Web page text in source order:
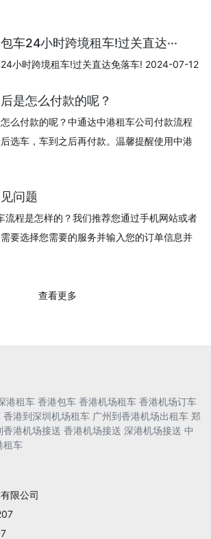
车24小时跨境租车!过关直达···
小时跨境租车!过关直达免落车! 2024-07-12
是怎么付款的呢？
么付款的呢？中通达中港租车公司付款流程
选车，车到之后再付款。温馨提醒使用中港
问题
流程是怎样的？我们推荐您通过手机网站或者
要选择您需要的服务并输入您的订单信息并
查看更多
港租车 香港包车 香港机场租车 香港机场订车
香港到深圳机场租车 广州到香港机场出租车 郑
香港机场接送 香港机场接送 深港机场接送 中
租车
限公司